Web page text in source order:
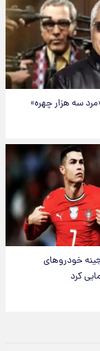
سه هزار چهره»
خودروهای
کرد